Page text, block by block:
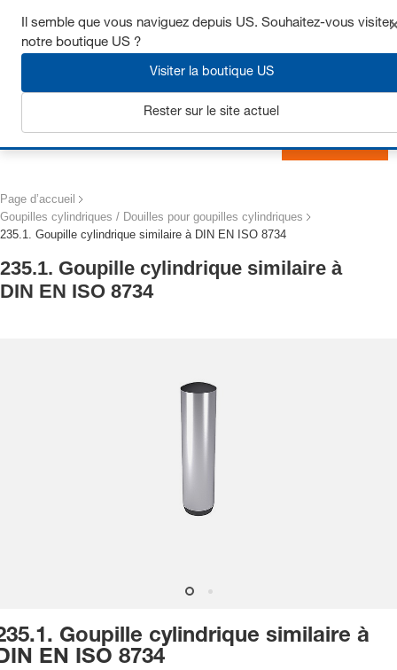
Obtenez jusqu’à 7 % de réduction - cliquez ici pour en savoir
Page d’accueil
Goupilles cylindriques / Douilles pour goupilles cylindriques
235.1. Goupille cylindrique similaire à DIN EN ISO 8734
235.1. Goupille cylindrique similaire à
DIN EN ISO 8734
Goupille cylindrique similaire à
EN ISO 8734
Il semble que vous naviguez depuis US. Souhaitez-vous visiter
notre boutique US ?
Visiter la boutique US
Rester sur le site actuel